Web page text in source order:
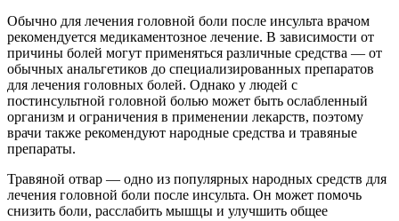
Обычно для лечения головной боли после инсульта врачом
рекомендуется медикаментозное лечение. В зависимости от
причины болей могут применяться различные средства — от
обычных анальгетиков до специализированных препаратов
для лечения головных болей. Однако у людей с
постинсультной головной болью может быть ослабленный
организм и ограничения в применении лекарств, поэтому
врачи также рекомендуют народные средства и травяные
препараты.
Травяной отвар — одно из популярных народных средств для
лечения головной боли после инсульта. Он может помочь
снизить боли, расслабить мышцы и улучшить общее